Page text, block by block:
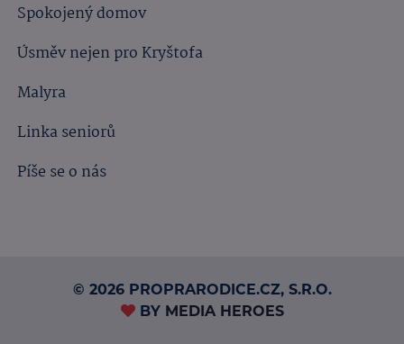
Spokojený domov
Úsměv nejen pro Kryštofa
Malyra
Linka seniorů
Píše se o nás
© 2026 PROPRARODICE.CZ, S.R.O.
BY MEDIA HEROES